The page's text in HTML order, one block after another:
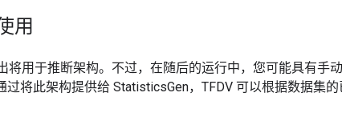
用
将用于推断架构。不过，在随后的运行中，您可能具有手
将此架构提供给 StatisticsGen，TFDV 可以根据数据集的